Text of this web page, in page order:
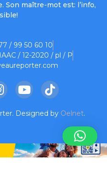
maître-mot est: l’info,
/ 99 50 60 10
/ 12-2020 / pl / P
YouTubeTikTok
Designed by Oelnet.